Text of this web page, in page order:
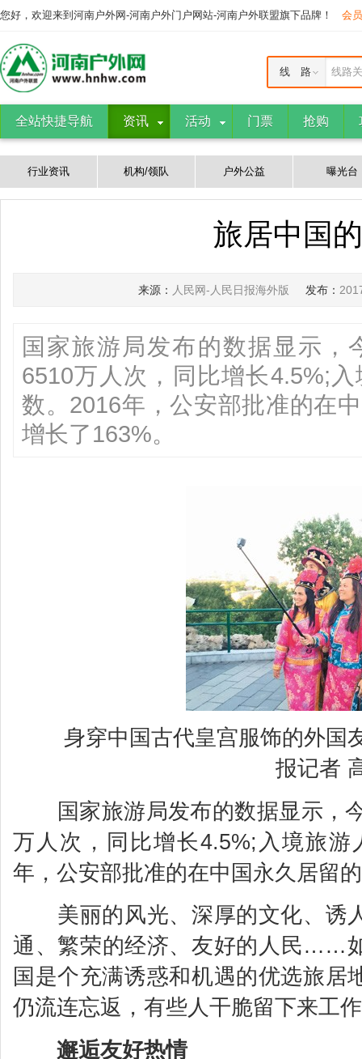
您好，欢迎来到河南户外网-河南户外门户网站-河南户外联盟旗下品牌！ 会
线路
线 路
全站快捷导航 资讯 活动 门票 抢购
行业资讯 机构/领队 户外公益 曝光台
旅居中国
来源： 人民网-人民日报海外版 发布：
国家旅游局发布的数据显示，
6510万人次，同比增长4.5%;
数。2016年，公安部批准的在
增长了163%。
身穿中国古代皇宫服饰的外国
报记者
国家旅游局发布的数据显示，
万人次，同比增长4.5%;入境旅
年，公安部批准的在中国永久居留
美丽的风光、深厚的文化、诱
通、繁荣的经济、友好的人民……
国是个充满诱惑和机遇的优选旅居
仍流连忘返，有些人干脆留下来工
邂逅友好热情